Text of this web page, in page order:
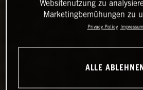
Websitenutzung zu
Marketingbemühungen zu
Privacy Policy Impressum
ALLE